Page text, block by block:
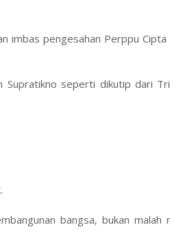
imbas pengesahan Perppu
Supratikno seperti dikutip dari
bangsa, bukan malah